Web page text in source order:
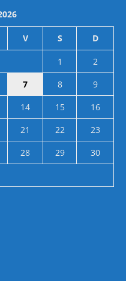
V S D
1
2
7 8
9
14 15
16
21 22
23
28 29
30